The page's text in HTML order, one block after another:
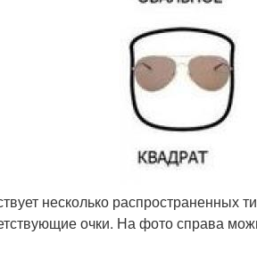
несколько распространенных
очки. На фото справа